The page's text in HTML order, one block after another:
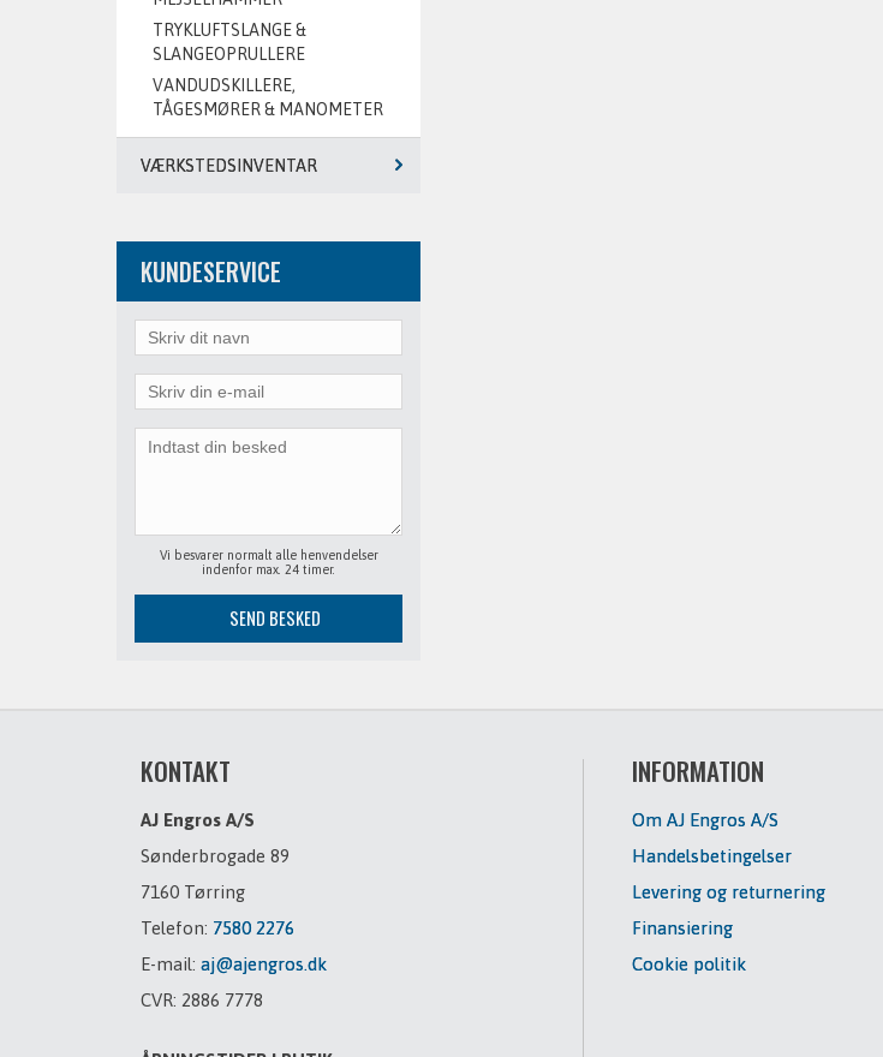
TRYKLUFTSLANGE &
SLANGEOPRULLERE
VANDUDSKILLERE,
TÅGESMØRER & MANOMETER
VÆRKSTEDSINVENTAR
KUNDESERVICE
Vi besvarer normalt alle henvendelser
indenfor max. 24 timer.
KONTAKT
AJ Engros A/S
Sønderbrogade 89
7160 Tørring
Telefon: 7580 2276
E-mail:aj@ajengros.dk
CVR: 2886 7778
INFORMATION
Om AJ Engros A/S
Handelsbetingelser
Levering og returnering
Finansiering
Cookie politik